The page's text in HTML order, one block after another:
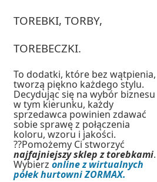
TOREBKI, TORBY,
TOREBECZKI.
To dodatki, które bez wątpienia,
tworzą piękno każdego stylu.
Decydując się na wybór biznesu
w tym kierunku, każdy
sprzedawca powinien zdawać
sobie sprawę z połączenia
koloru, wzoru i jakości.
??Pomożemy Ci stworzyć
najfajniejszy sklep z torebkami.
Wybierz online z wirtualnych
półek hurtowni ZORMAX.